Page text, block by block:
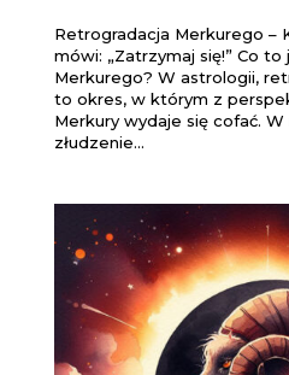
Retrogradacja Merkurego –
mówi: „Zatrzymaj się!” Co
Merkurego? W astrologii,
to okres, w którym z
Merkury wydaje się cofać.
złudzenie...